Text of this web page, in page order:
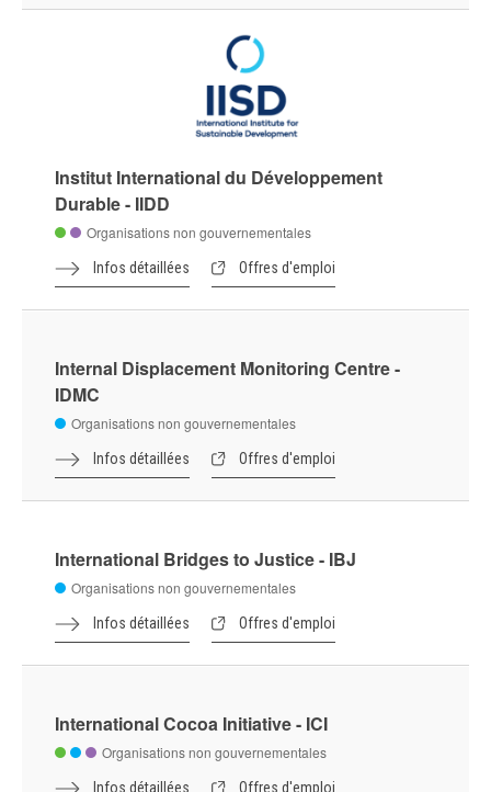
Institut International du Développement
Durable - IIDD
Organisations non gouvernementales
Infos détaillées Offres d'emploi
Internal Displacement Monitoring Centre -
IDMC
Infos détaillées Offres d'emploi
International Bridges to Justice - IBJ